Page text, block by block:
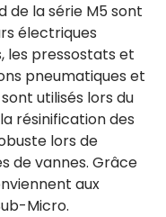
de la série M5 sont
électriques
les pressostats et
pneumatiques et
utilisés lors du
résinification des
lors de
de vannes. Grâce
aux
Micro.